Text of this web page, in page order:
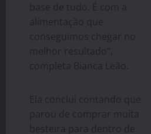
base de tudo. É com a
alimentação que
conseguimos chegar no
melhor resultado”,
completa Bianca Leão.
Ela conclui contando que
parou de comprar muita
besteira para dentro de